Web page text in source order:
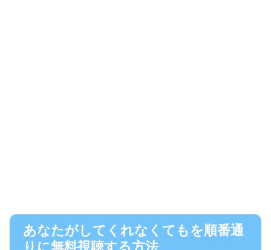
あなたがしてくれなくてもを順番通
りに無料視聴する方法